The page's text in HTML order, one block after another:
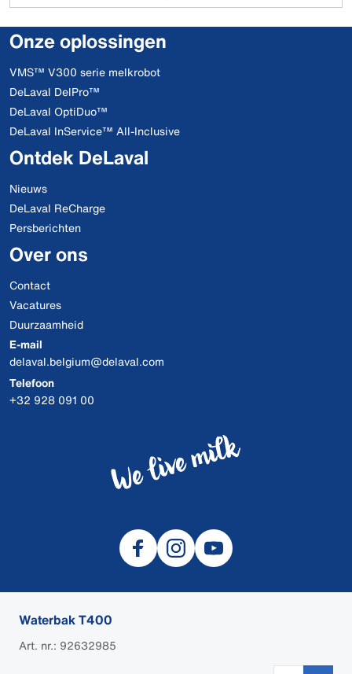
Waterbak T400
Art. nr.: 92632985
Onze oplossingen
VMS™ V300 serie melkrobot
DeLaval DelPro™
DeLaval OptiDuo™
DeLaval InService™ All-Inclusive
Ontdek DeLaval
Nieuws
DeLaval ReCharge
Persberichten
Over ons
Contact
Vacatures
Duurzaamheid
E-mail
delaval.belgium@delaval.com
Telefoon
+32 928 091 00
© 2026 DeLaval